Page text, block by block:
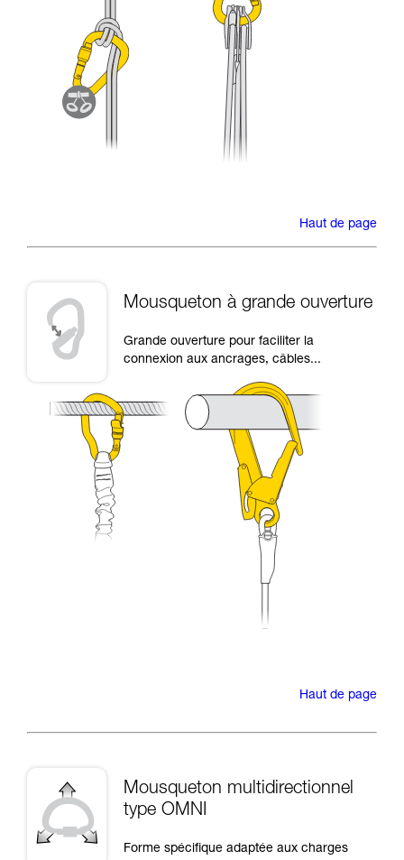
Haut de page
Mousqueton à grande ouverture
Grande ouverture pour faciliter la
connexion aux ancrages, câbles...
Haut de page
Mousqueton multidirectionnel
type OMNI
Forme spécifique adaptée aux charges